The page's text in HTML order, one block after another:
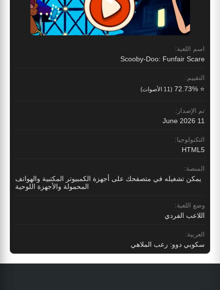
اسم اللعبة:
Scooby-Doo: Funfair Scare
التقييم:
⭐ 72.73% (11 الأصوات)
تم الإصدار:
11 June 2026
التكنولوجيا:
HTML5
المنصة:
يمكن تشغيله في متصفحك على أجهزة الكمبيوتر المكتبية والهواتف
المحمولة والأجهزة اللوحية
وضع اللعبة:
اللاعب الفردي
العربية:
سكوبي دوو: رعب الملاهي